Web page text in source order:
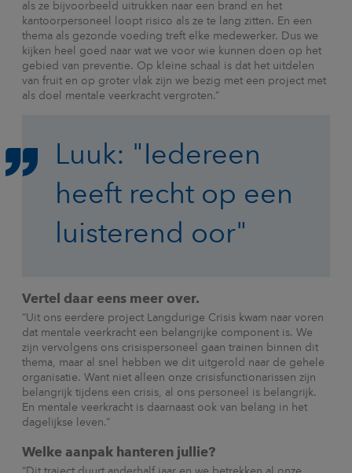
als ze bijvoorbeeld uitrukken naar een brand en het
kantoorpersoneel loopt risico als ze te lang zitten. En een
thema als gezonde voeding treft elke medewerker. Dus we
kijken heel goed naar wat we voor wie kunnen doen op het
gebied van preventie. Op kleine schaal is dat het uitdelen
van fruit en op groter vlak zijn we bezig met een project met
als doel mentale veerkracht vergroten.”
Luuk: "Iedereen
heeft recht op een
luisterend oor"
Vertel daar eens meer over.
“Uit ons eerdere project Langdurige Crisis kwam naar voren
dat mentale veerkracht een belangrijke component is. We
zijn vervolgens ons crisispersoneel gaan trainen binnen dit
thema, maar al snel hebben we dit uitgerold naar de gehele
organisatie. Want niet alleen onze crisisfunctionarissen zijn
belangrijk tijdens een crisis, al ons personeel is belangrijk.
En mentale veerkracht is daarnaast ook van belang in het
dagelijkse leven.”
Welke aanpak hanteren jullie?